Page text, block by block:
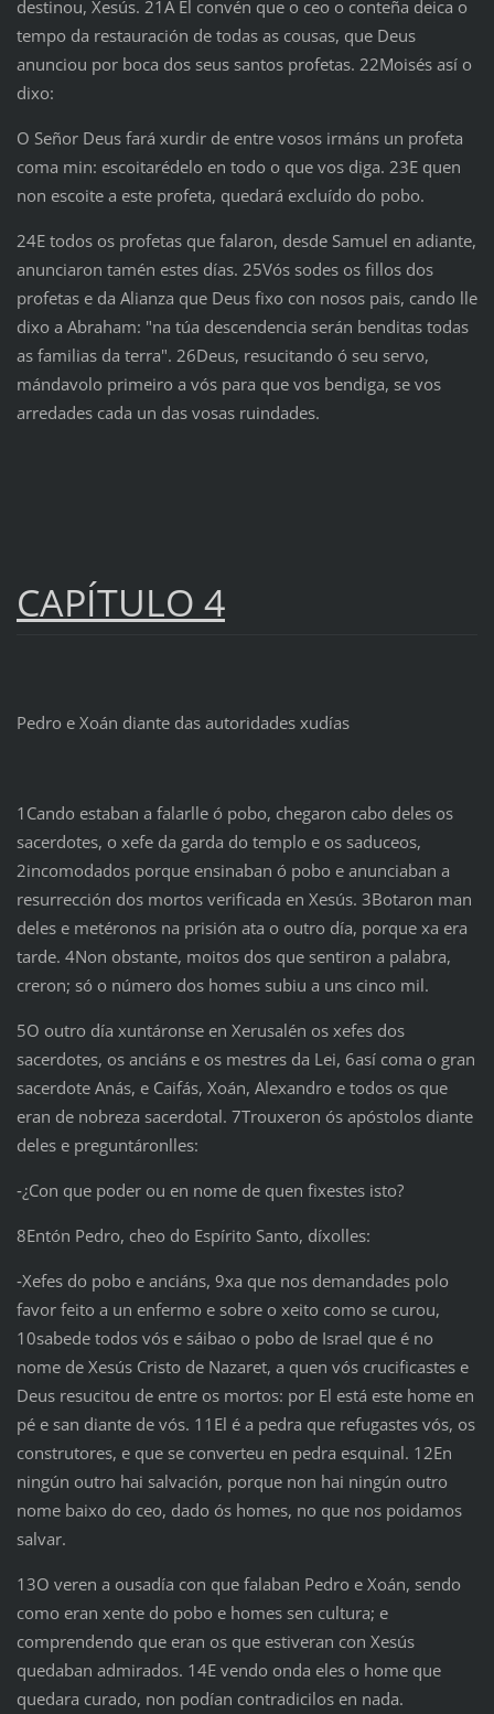
destinou, Xesús. 21A El convén que o ceo o conteña deica o
tempo da restauración de todas as cousas, que Deus
anunciou por boca dos seus santos profetas. 22Moisés así o
dixo:
O Señor Deus fará xurdir de entre vosos irmáns un profeta
coma min: escoitarédelo en todo o que vos diga. 23E quen
non escoite a este profeta, quedará excluído do pobo.
24E todos os profetas que falaron, desde Samuel en adiante,
anunciaron tamén estes días. 25Vós sodes os fillos dos
profetas e da Alianza que Deus fixo con nosos pais, cando lle
dixo a Abraham: "na túa descendencia serán benditas todas
as familias da terra". 26Deus, resucitando ó seu servo,
mándavolo primeiro a vós para que vos bendiga, se vos
arredades cada un das vosas ruindades.
CAPÍTULO 4
Pedro e Xoán diante das autoridades xudías
1Cando estaban a falarlle ó pobo, chegaron cabo deles os
sacerdotes, o xefe da garda do templo e os saduceos,
2incomodados porque ensinaban ó pobo e anunciaban a
resurrección dos mortos verificada en Xesús. 3Botaron man
deles e metéronos na prisión ata o outro día, porque xa era
tarde. 4Non obstante, moitos dos que sentiron a palabra,
creron; só o número dos homes subiu a uns cinco mil.
5O outro día xuntáronse en Xerusalén os xefes dos
sacerdotes, os anciáns e os mestres da Lei, 6así coma o gran
sacerdote Anás, e Caifás, Xoán, Alexandro e todos os que
eran de nobreza sacerdotal. 7Trouxeron ós apóstolos diante
deles e preguntáronlles:
‑¿Con que poder ou en nome de quen fixestes isto?
8Entón Pedro, cheo do Espírito Santo, díxolles:
‑Xefes do pobo e anciáns, 9xa que nos demandades polo
favor feito a un enfermo e sobre o xeito como se curou,
10sabede todos vós e sáibao o pobo de Israel que é no
nome de Xesús Cristo de Nazaret, a quen vós crucificastes e
Deus resucitou de entre os mortos: por El está este home en
pé e san diante de vós. 11El é a pedra que refugastes vós, os
construtores, e que se converteu en pedra esquinal. 12En
ningún outro hai salvación, porque non hai ningún outro
nome baixo do ceo, dado ós homes, no que nos poidamos
salvar.
13O veren a ousadía con que falaban Pedro e Xoán, sendo
como eran xente do pobo e homes sen cultura; e
comprendendo que eran os que estiveran con Xesús
quedaban admirados. 14E vendo onda eles o home que
quedara curado, non podían contradicilos en nada.